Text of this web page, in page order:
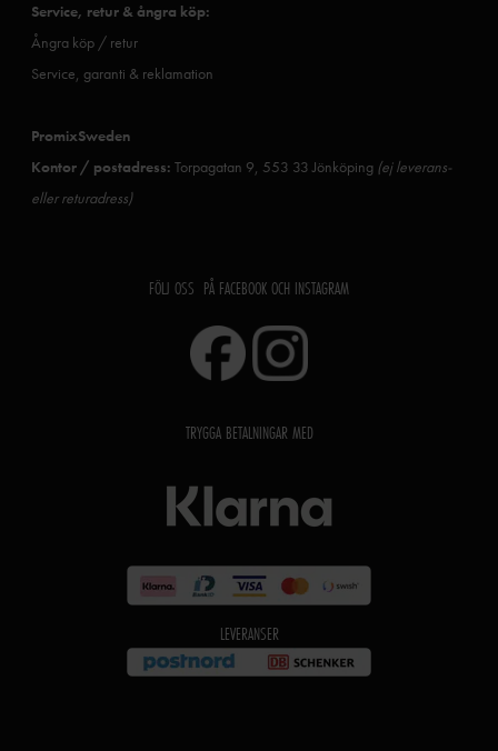
Service, retur & ångra köp:
Ångra köp / retur
Service, garanti & reklamation
PromixSweden
Kontor / postadress: Torpagatan 9, 553 33 Jönköping (ej leverans-
eller returadress)
FÖLJ OSS PÅ FACEBOOK OCH INSTAGRAM
TRYGGA BETALNINGAR MED
LEVERANSER